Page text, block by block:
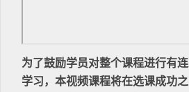
为了鼓励学员对整个课程进行有
学习，本视频课程将在选课成功之